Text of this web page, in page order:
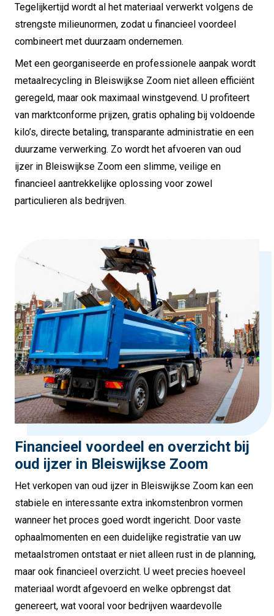
Tegelijkertijd wordt al het materiaal verwerkt volgens de
strengste milieunormen, zodat u financieel voordeel
combineert met duurzaam ondernemen.
Met een georganiseerde en professionele aanpak wordt
metaalrecycling in Bleiswijkse Zoom niet alleen efficiënt
geregeld, maar ook maximaal winstgevend. U profiteert
van marktconforme prijzen, gratis ophaling bij voldoende
kilo’s, directe betaling, transparante administratie en een
duurzame verwerking. Zo wordt het afvoeren van oud
ijzer in Bleiswijkse Zoom een slimme, veilige en
financieel aantrekkelijke oplossing voor zowel
particulieren als bedrijven.
Financieel voordeel en overzicht bij
oud ijzer in Bleiswijkse Zoom
Het verkopen van oud ijzer in Bleiswijkse Zoom kan een
stabiele en interessante extra inkomstenbron vormen
wanneer het proces goed wordt ingericht. Door vaste
ophaalmomenten en een duidelijke registratie van uw
metaalstromen ontstaat er niet alleen rust in de planning,
maar ook financieel overzicht. U weet precies hoeveel
materiaal wordt afgevoerd en welke opbrengst dat
genereert, wat vooral voor bedrijven waardevolle